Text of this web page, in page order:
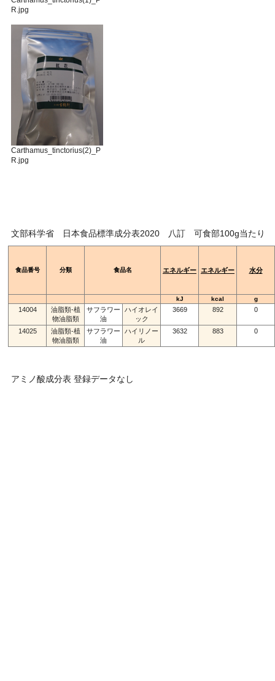
R.jpg
Carthamus_tinctorius(2)_P
R.jpg
文部科学省 日本食品標準成分表2020 八訂 可食部100g当たり
食品番号 分類 食品名 エネルギー エネルギー 水分
kJ kcal g
14004
油脂類-植
物油脂類
サフラワー
油
ハイオレイ
ック
3669 892 0
14025
油脂類-植
物油脂類
サフラワー
油
ハイリノー
ル
3632 883 0
アミノ酸成分表 登録データなし